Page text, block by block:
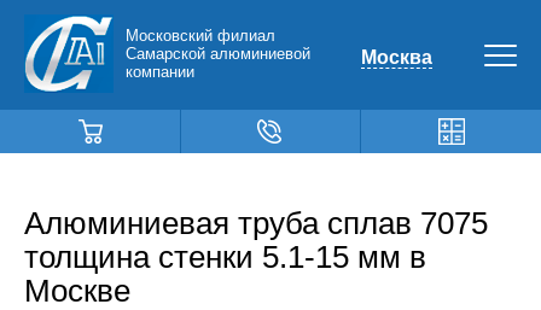
Московский филиал
Самарской алюминиевой
компании
Москва
Алюминиевая труба сплав 7075
толщина стенки 5.1-15 мм в
Москве